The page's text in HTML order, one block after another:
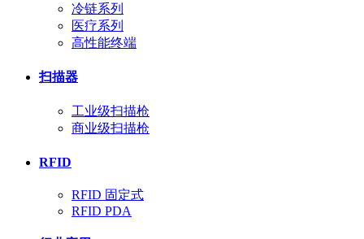
冷链系列
医疗系列
高性能终端
扫描器
工业级扫描枪
商业级扫描枪
RFID
RFID 固定式
RFID PDA